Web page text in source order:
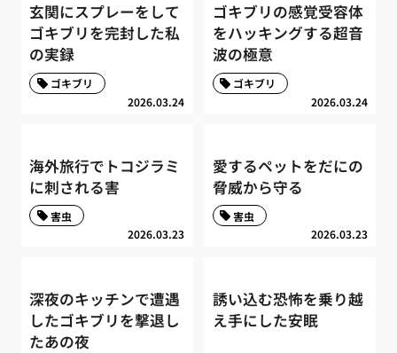
玄関にスプレーをして
ゴキブリを完封した私
の実録
2026.03.24
ゴキブリ
ゴキブリの感覚受容体
をハッキングする超音
波の極意
2026.03.24
ゴキブリ
海外旅行でトコジラミ
に刺される害
2026.03.23
害虫
愛するペットをだにの
脅威から守る
2026.03.23
害虫
深夜のキッチンで遭遇
したゴキブリを撃退し
たあの夜
誘い込む恐怖を乗り越
え手にした安眠